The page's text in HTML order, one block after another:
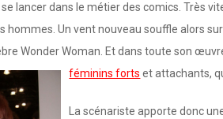
lancer dans le métier des comics. Très
hommes. Un vent nouveau souffle alors
Wonder Woman. Et dans toute son
féminins forts et attachants,
La scénariste apporte donc